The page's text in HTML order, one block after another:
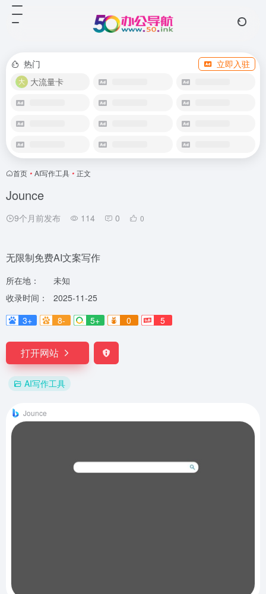
热门
立即入驻
大流量卡
首页 • AI写作工具 • 正文
Jounce
9个月前发布 114 0 0
无限制免费AI文案写作
所在地：
未知
收录时间：
2025-11-25
3+
8- 5+ 0 5
打开网站
AI写作工具
Jounce